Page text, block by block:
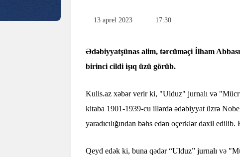
13 aprel 2023 17:30
Ədəbiyyatşünas alim, tərcüməçi İlham
birinci cildi işıq üzü görüb.
Kulis.az xəbər verir ki, "Ulduz" jurnalı və
kitaba 1901-1939-cu illərdə ədəbiyyat üzrə
yaradıcılığından bəhs edən oçerklər daxil
Qeyd edək ki, buna qədər “Ulduz” jurnalı və